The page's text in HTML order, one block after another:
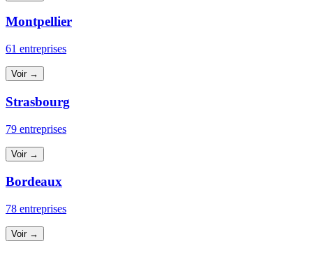
Montpellier
61 entreprises
Voir →
Strasbourg
79 entreprises
Voir →
Bordeaux
78 entreprises
Voir →